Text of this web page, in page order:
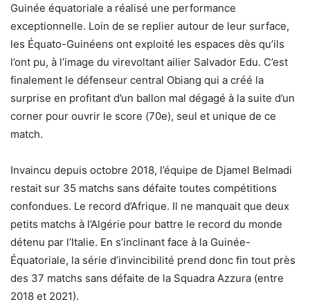
Guinée équatoriale a réalisé une performance
exceptionnelle. Loin de se replier autour de leur surface,
les Équato-Guinéens ont exploité les espaces dès qu’ils
l’ont pu, à l’image du virevoltant ailier Salvador Edu. C’est
finalement le défenseur central Obiang qui a créé la
surprise en profitant d’un ballon mal dégagé à la suite d’un
corner pour ouvrir le score (70e), seul et unique de ce
match.
Invaincu depuis octobre 2018, l’équipe de Djamel Belmadi
restait sur 35 matchs sans défaite toutes compétitions
confondues. Le record d’Afrique. Il ne manquait que deux
petits matchs à l’Algérie pour battre le record du monde
détenu par l’Italie. En s’inclinant face à la Guinée-
Équatoriale, la série d’invincibilité prend donc fin tout près
des 37 matchs sans défaite de la Squadra Azzura (entre
2018 et 2021).